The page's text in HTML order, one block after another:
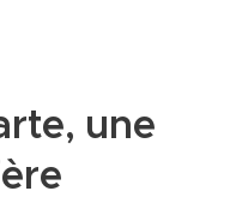
une